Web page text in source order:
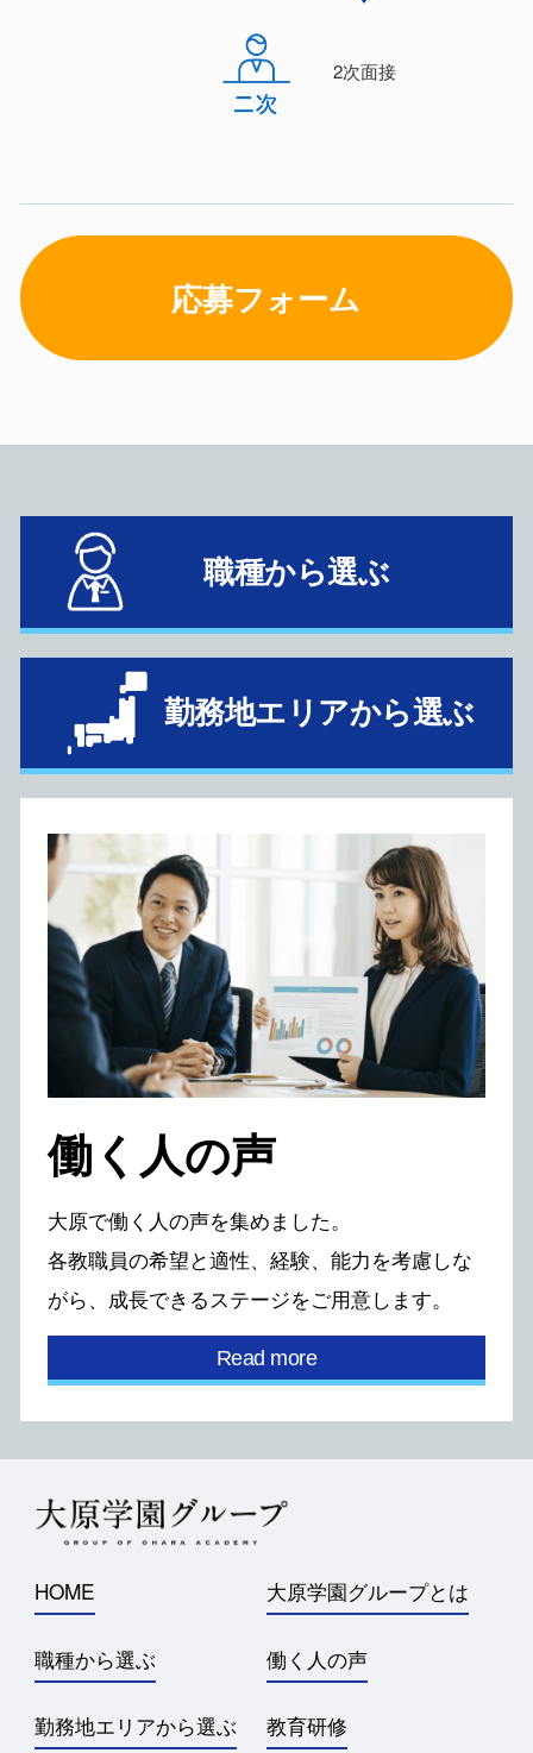
2次⾯接
応募フォーム
職種から選ぶ
勤務地エリアから選ぶ
働く⼈の声
⼤原で働く⼈の声を集めました。
各教職員の希望と適性、経験、能⼒を考慮しな
がら、 成⻑できるステージをご⽤意します。
Read more
HOME
職種から選ぶ
勤務地エリアから選ぶ
大原学園グループとは
働く人の声
教育研修